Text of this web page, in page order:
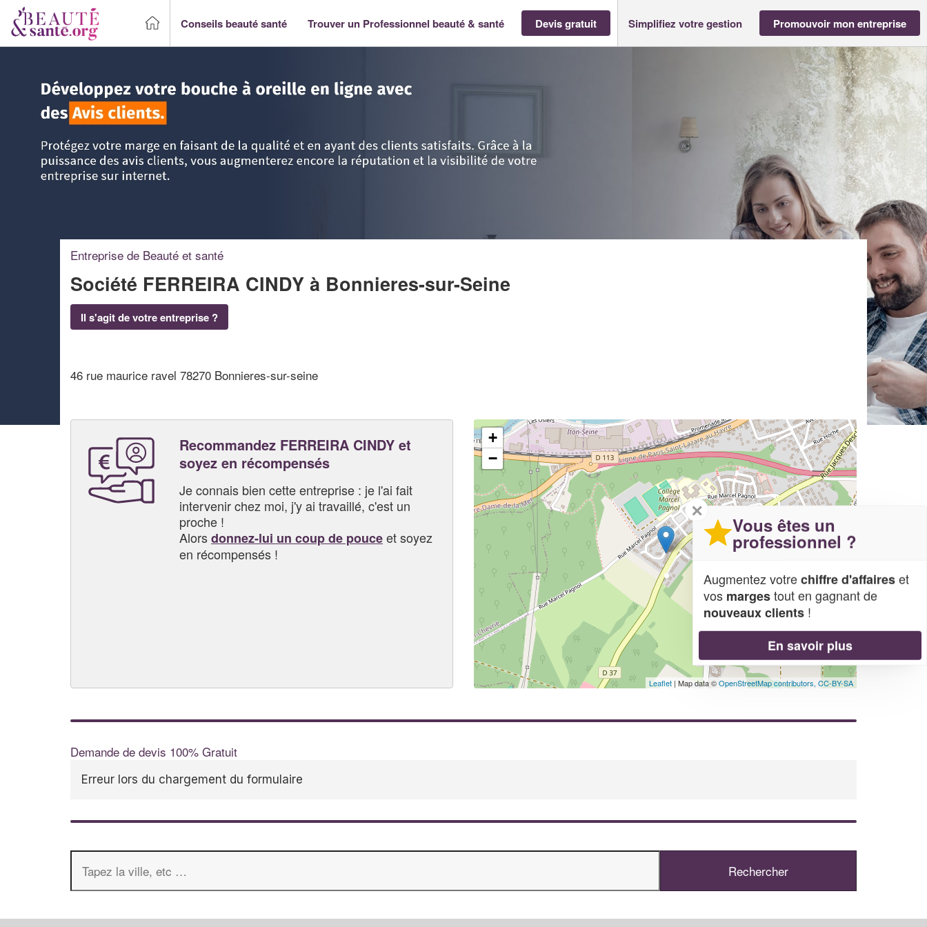
Conseils beauté santé Trouver un Professionnel beauté & santé Devis gratuit Simplifiez votre gestion Promouvoir mon entreprise
Entreprise de Beauté et santé
Société FERREIRA CINDY à Bonnieres-sur-Seine
Il s'agit de votre entreprise ?
46 rue maurice ravel 78270 Bonnieres-sur-seine
Recommandez FERREIRA CINDY et
soyez en récompensés
Je connais bien cette entreprise : je l'ai fait
intervenir chez moi, j'y ai travaillé, c'est un
proche !
Alorsdonnez-lui un coup de pouceet soyez
en récompensés !
+
−
Leaflet | Map data ©OpenStreetMap contributors, CC-BY-SA
Demande de devis 100% Gratuit
Erreur lors du chargement du formulaire
✕
Vous êtes un
professionnel ?
Augmentez votrechiffre d'affaireset
vos margestout en gagnant de
nouveaux clients !
En savoir plus